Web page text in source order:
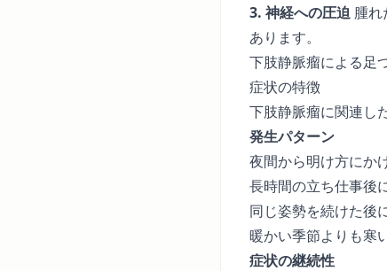
3. 神経への圧迫 腫
あります。
下肢静脈瘤による足
症状の特徴
下肢静脈瘤に関連し
発生パターン
夜間から明け方にか
長時間の立ち仕事後
同じ姿勢を続けた後
暖かい季節よりも寒
症状の継続性